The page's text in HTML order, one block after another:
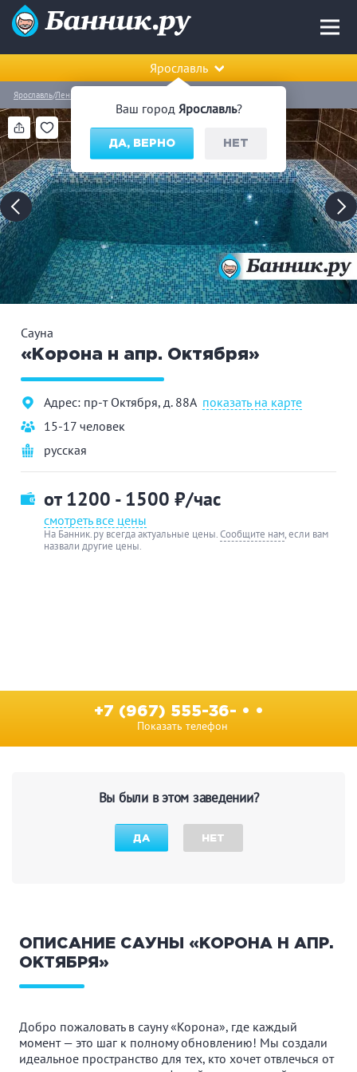
Ваш город Ярославль?
ДА, ВЕРНО НЕТ
Ярославль
Ярославль Ленинский район
Сауна
«Корона н апр. Октября»
Адрес: пр-т Октября, д. 88А показать на карте
15-17 человек
русская
от 1200 - 1500 ₽/час
смотреть все цены
На Банник.ру всегда актуальные цены.Сообщите нам, если вам
назвали другие цены.
+7 (967) 555-36- • •
Показать телефон
ОПИСАНИЕ САУНЫ «КОРОНА Н АПР.
ОКТЯБРЯ»
Добро пожаловать в сауну «Корона», где каждый
момент — это шаг к полному обновлению! Мы создали
идеальное пространство для тех, кто хочет отвлечься от
Вы были в этом заведении?
ДА НЕТ